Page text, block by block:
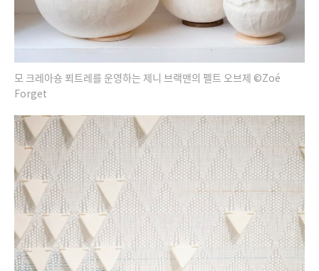
모 크레아숑 푀트레를 운영하는 제니 브랙맨의 펠트 오브제 ©Zoé
Forget